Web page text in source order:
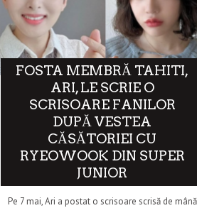
FOSTA MEMBRĂ TAHITI,
ARI, LE SCRIE O
SCRISOARE FANILOR
DUPĂ VESTEA
CĂSĂTORIEI CU
RYEOWOOK DIN SUPER
JUNIOR
Pe 7 mai, Ari a postat o scrisoare scrisă de mână